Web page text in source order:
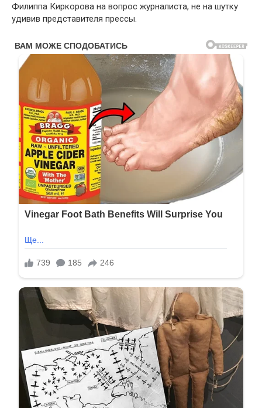
Филиппа Киркорова на вопрос журналиста, не на шутку
удивив представителя прессы.